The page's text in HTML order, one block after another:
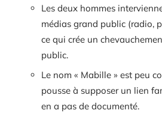
Les deux hommes
médias grand public (radio,
ce qui crée un
public.
Le nom « Mabille » est peu
pousse à supposer un lien
en a pas de documenté.